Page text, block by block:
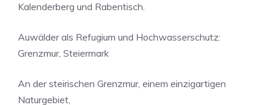
Kalenderberg und Rabentisch.
Auwälder als Refugium und Hochwasserschutz:
Grenzmur, Steiermark
An der steirischen Grenzmur, einem einzigartigen
Naturgebiet,